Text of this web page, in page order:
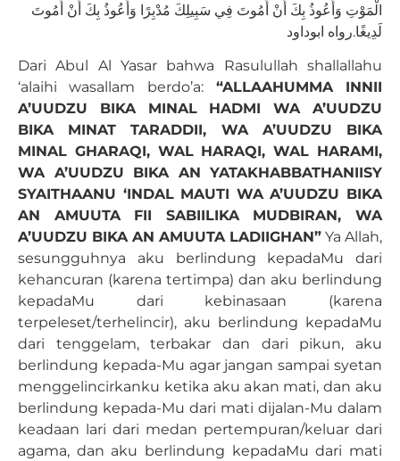
الْمَوْتِ وَأَعُوذُ بِكَ أَنْ أَمُوتَ فِي سَبِيلِكَ مُدْبِرًا وَأَعُوذُ بِكَ أَنْ أَمُوتَ
لَدِيغًا.رواه ابوداود
Dari Abul Al Yasar bahwa Rasulullah shallallahu
‘alaihi wasallam berdo’a:“ALLAAHUMMA INNII
A’UUDZU BIKA MINAL HADMI WA A’UUDZU
BIKA MINAT TARADDII, WA A’UUDZU BIKA
MINAL GHARAQI, WAL HARAQI, WAL HARAMI,
WA A’UUDZU BIKA AN YATAKHABBATHANIISY
SYAITHAANU ‘INDAL MAUTI WA A’UUDZU BIKA
AN AMUUTA FII SABIILIKA MUDBIRAN, WA
A’UUDZU BIKA AN AMUUTA LADIIGHAN” Ya Allah,
sesungguhnya aku berlindung kepadaMu dari
kehancuran (karena tertimpa) dan aku berlindung
kepadaMu dari kebinasaan (karena
terpeleset/terhelincir), aku berlindung kepadaMu
dari tenggelam, terbakar dan dari pikun, aku
berlindung kepada-Mu agar jangan sampai syetan
menggelincirkanku ketika aku akan mati, dan aku
berlindung kepada-Mu dari mati dijalan-Mu dalam
keadaan lari dari medan pertempuran/keluar dari
agama, dan aku berlindung kepadaMu dari mati